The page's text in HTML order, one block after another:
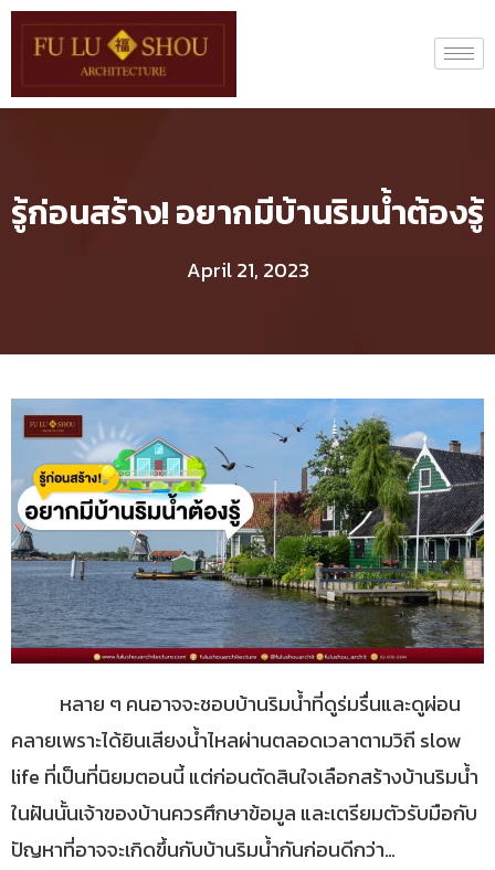
รู้ก่อนสร้าง! อยากมีบ้านริมน้ำต้องรู้
April 21, 2023
หลาย ๆ คนอาจจะชอบบ้านริมน้ำที่ดูร่มรื่นและดูผ่อน
คลายเพราะได้ยินเสียงน้ำไหลผ่านตลอดเวลาตามวิถี slow
life ที่เป็นที่นิยมตอนนี้ แต่ก่อนตัดสินใจเลือกสร้างบ้านริมน้ำ
ในฝันนั้นเจ้าของบ้านควรศึกษาข้อมูล และเตรียมตัวรับมือกับ
ปัญหาที่อาจจะเกิดขึ้นกับบ้านริมน้ำกันก่อนดีกว่า…